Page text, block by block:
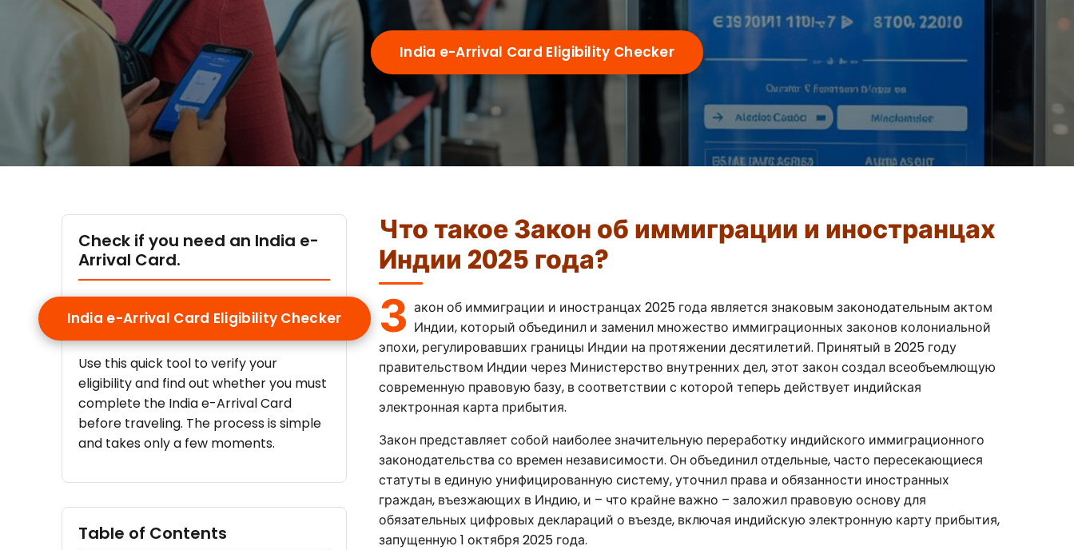
India e-Arrival Card Eligibility Checker
Что такое Закон об иммиграции и иностранцах
Индии 2025 года?
З акон об иммиграции и иностранцах 2025 года является знаковым законодательным актом
Индии, который объединил и заменил множество иммиграционных законов колониальной
эпохи, регулировавших границы Индии на протяжении десятилетий. Принятый в 2025 году
правительством Индии через Министерство внутренних дел, этот закон создал всеобъемлющую
современную правовую базу, в соответствии с которой теперь действует индийская
электронная карта прибытия.
Закон представляет собой наиболее значительную переработку индийского иммиграционного
законодательства со времен независимости. Он объединил отдельные, часто пересекающиеся
статуты в единую унифицированную систему, уточнил права и обязанности иностранных
граждан, въезжающих в Индию, и – что крайне важно – заложил правовую основу для
обязательных цифровых деклараций о въезде, включая индийскую электронную карту прибытия,
запущенную 1 октября 2025 года.
Check if you need an India e-
Arrival Card.
India e-Arrival Card Eligibility Checker
Use this quick tool to verify your
eligibility and find out whether you must
complete the India e-Arrival Card
before traveling. The process is simple
and takes only a few moments.
Table of Contents